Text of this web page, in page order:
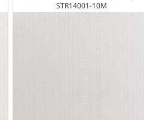
STR14001-10M